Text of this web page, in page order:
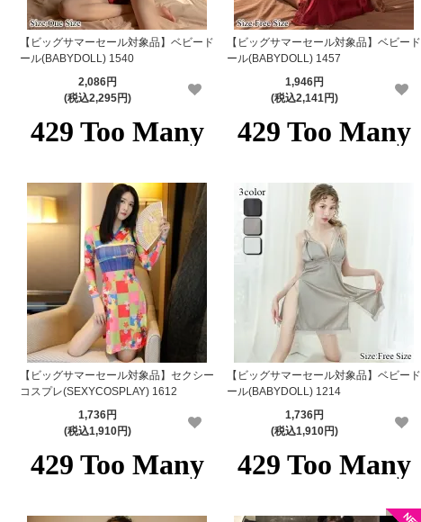
【ビッグサマーセール対象品】ベビード
ール(BABYDOLL) 1540
2,086円
(税込2,295円)
【ビッグサマーセール対象品】ベビード
ール(BABYDOLL) 1457
1,946円
(税込2,141円)
【ビッグサマーセール対象品】セクシー
コスプレ(SEXYCOSPLAY) 1612
1,736円
(税込1,910円)
【ビッグサマーセール対象品】ベビード
ール(BABYDOLL) 1214
1,736円
(税込1,910円)